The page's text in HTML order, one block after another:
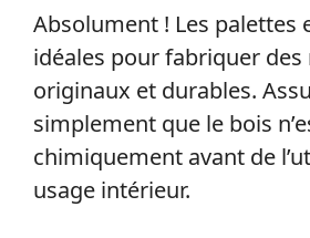
Absolument ! Les palettes
idéales pour fabriquer des
originaux et durables.
simplement que le bois
chimiquement avant de
usage intérieur.